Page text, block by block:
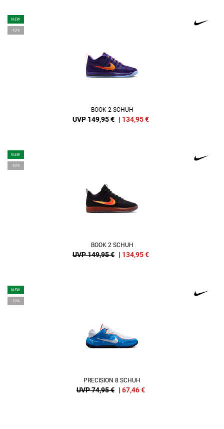
NEW
-10%
BOOK 2 SCHUH
UVP 149,95 € | 134,95€
NEW
-10%
BOOK 2 SCHUH
UVP 149,95 € | 134,95€
NEW
-10%
PRECISION 8 SCHUH
UVP 74,95 € | 67,46€